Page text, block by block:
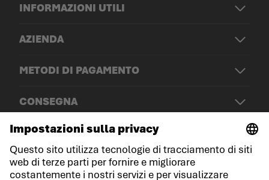
INFORMAZIONI UTILI
AZIENDA
METODI DI PAGAMENTO
CONSEGNA
© LOWA Sportschuhe GmbH